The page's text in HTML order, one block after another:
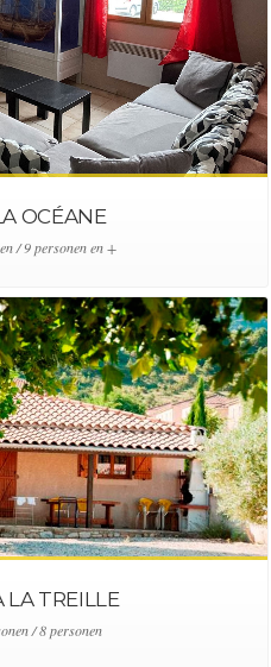
OCÉANE
/ 9 personen en +
LA TREILLE
/ 8 personen